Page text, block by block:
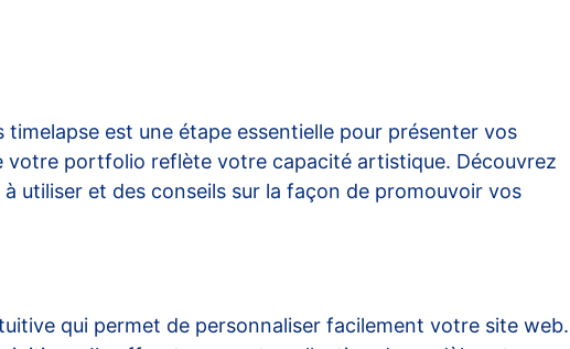
timelapse est une étape essentielle pour présenter vos
votre portfolio reflète votre capacité artistique. Découvrez
utiliser et des conseils sur la façon de promouvoir vos
qui permet de personnaliser facilement votre site web.